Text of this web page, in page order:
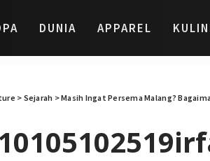
DUNIA APPAREL
> Sejarah >Masih Ingat Persema Malang?